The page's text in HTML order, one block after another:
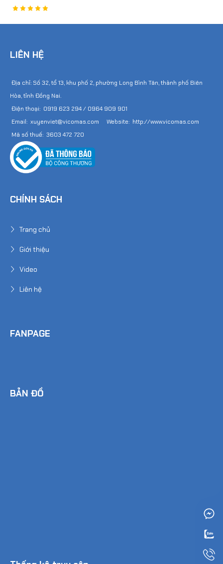
LIÊN HỆ
Địa chỉ: Số 32, tổ 13, khu phố 2, phường Long Bình Tân, thành phố Biên
Hòa, tỉnh Đồng Nai.
Điện thoại: 0919 623 294 / 0964 909 901
Email: xuyenviet@vicomas.com Website: http://www.vicomas.com
Mã số thuế: 3603 472 720
CHÍNH SÁCH
Trang chủ
Giới thiệu
Video
Liên hệ
FANPAGE
BẢN ĐỒ